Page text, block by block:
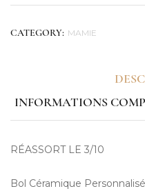
CATEGORY: MAMIE
INFORMATIONS
RÉASSORT LE 3/10
Bol Céramique